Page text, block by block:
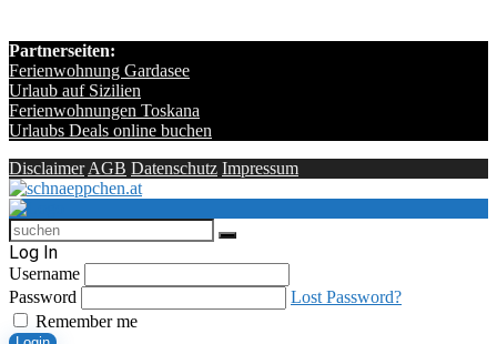
Partnerseiten:
Ferienwohnung Gardasee
Urlaub auf Sizilien
Ferienwohnungen Toskana
Urlaubs Deals online buchen
Disclaimer AGB Datenschutz Impressum
Log In
Username
Password
Lost Password?
Remember me